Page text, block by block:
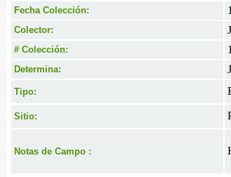
Fecha Colección:
Colector:
# Colección:
Determina:
Tipo:
Sitio:
Notas de Campo :